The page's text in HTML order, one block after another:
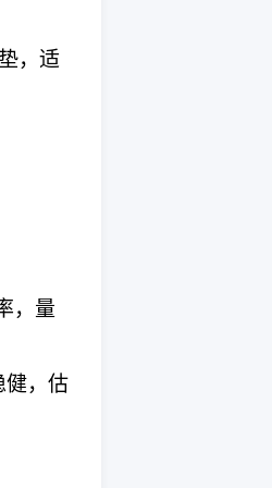
，适
，量
健，估